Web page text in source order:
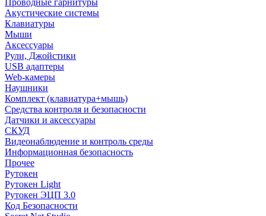
Проводные гарнитуры
Акустические системы
Клавиатуры
Мыши
Аксессуары
Рули, Джойстики
USB адаптеры
Web-камеры
Наушники
Комплект (клавиатура+мышь)
Средства контроля и безопасности
Датчики и аксессуары
СКУД
Видеонаблюдение и контроль среды
Информационная безопасность
Прочее
Рутокен
Рутокен Light
Рутокен ЭЦП 3.0
Код Безопасности